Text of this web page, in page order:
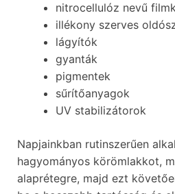
nitrocellulóz nevű
illékony szerves
lágyítók
gyanták
pigmentek
sűrítőanyagok
UV stabilizátorok
Napjainkban rutinszerűen
hagyományos körömlakkot,
alaprétegre, majd ezt